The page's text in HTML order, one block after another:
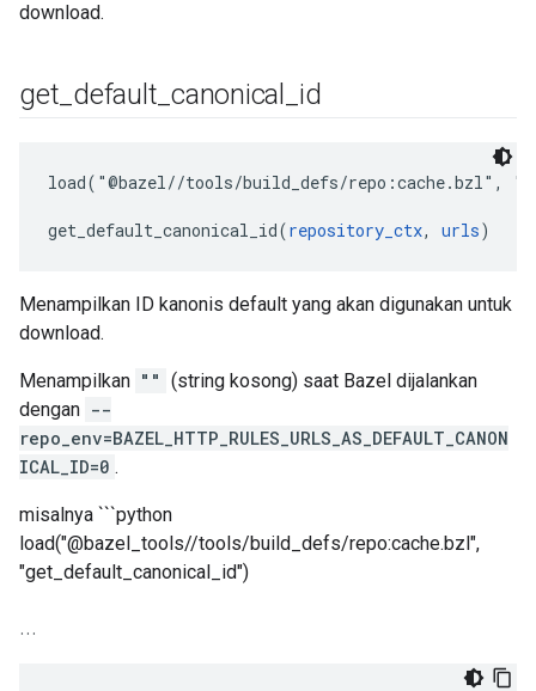
download.
get default _canonical id
load("@bazel//tools/build_defs/repo:cache.bzl",
get_default_canonical_id(repository_ctx, urls
Menampilkan ID kanonis default yang akan digunakan untuk
download.
Menampilkan "" (string kosong) saat Bazel dijalankan
dengan --
repo_env=BAZEL_HTTP_RULES_URLS_AS_DEFAULT_CANON
ICAL_ID=0 .
misalnya ```python
load("@bazel_tools//tools/build_defs/repo:cache.bzl",
"get_default_canonical_id")
...